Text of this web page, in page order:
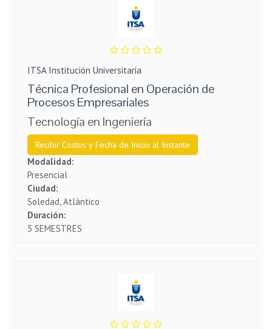
ITSA Institución Universitaria
Técnica Profesional en Operación de
Procesos Empresariales
Tecnología en Ingeniería
Recibir Costos y Fecha de Inicio al Instante
Modalidad:
Presencial
Ciudad:
Soledad, Atlántico
Duración:
5 SEMESTRES